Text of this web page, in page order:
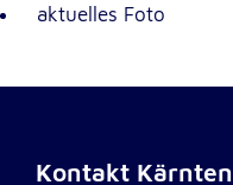
aktuelles Foto
Kontakt Kärnten
6 Monate